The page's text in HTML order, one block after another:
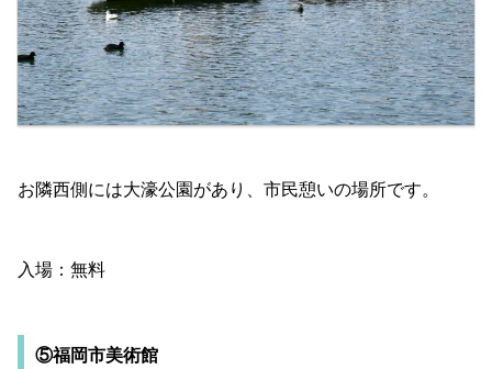
お隣西側には大濠公園があり、市民憩いの場所です。
入場：無料
⑤福岡市美術館